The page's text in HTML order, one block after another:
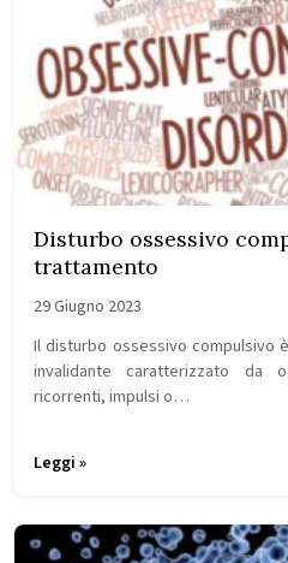
Disturbo ossessivo
trattamento
29 Giugno 2023
Il disturbo ossessivo compulsivo
invalidante caratterizzato da
ricorrenti, impulsi o…
Leggi »